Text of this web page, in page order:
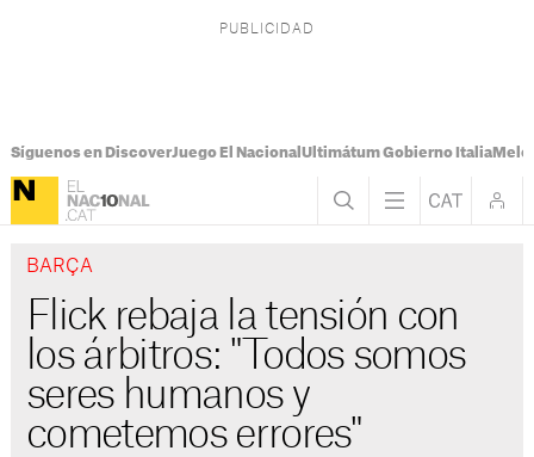
Síguenos en DiscoverJuego El Nacional Ultimátum Gobierno Italia
BARÇA
Flick rebaja la tensión con
los árbitros: "Todos somos
seres humanos y
cometemos errores"